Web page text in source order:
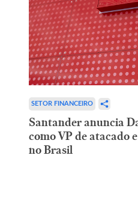
SETOR FINANCEIRO
Santander anuncia
como VP de atacado
no Brasil